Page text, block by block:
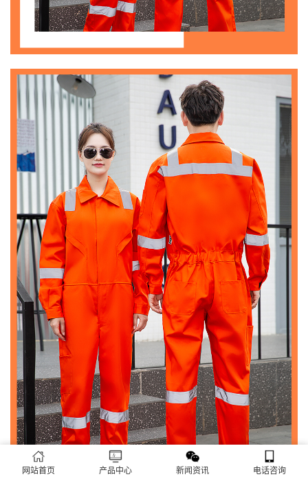
网站首页 产品中心 新闻资讯 电话咨询